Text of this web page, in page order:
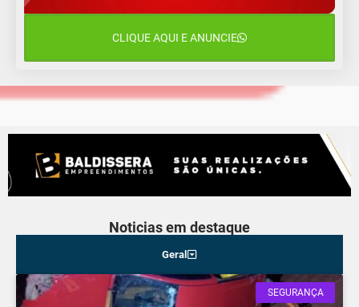
CLIQUE AQUI E ANUNCIE
Noticias em destaque
Geral
SEGURANÇA